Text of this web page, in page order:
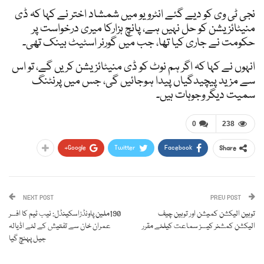
نجی ٹی وی کو دیے گئے انٹرویو میں شمشاد اختر نے کہا کہ ڈی
منیٹائزیشن کو حل نہیں ہے، پانچ ہزارکا میری درخواست پر
حکومت نے جاری کیا تھا، جب میں گورنر اسٹیٹ بینک تھی۔
انہوں نے کہا کہ اگر ہم نوٹ کو ڈی منیٹائزیشن کریں گے، تو اس
سے مزید پیچیدگیاں پیدا ہوجائیں گی، جس میں پرنٹنگ
سمیت دیگر وجوہات ہیں۔
0 238
Share
Facebook
Twitter
Google+
توہین الیکشن کمیشن اور توہین چیف
الیکشن کمشنر کیسز سماعت کیلئے مقرر
NEXT POST
190ملین پاونڈزاسکینڈل: نیب ٹیم کا افسر
عمران خان سے تفتیش کے لئے اڈیالہ
جیل پہنچ گیا